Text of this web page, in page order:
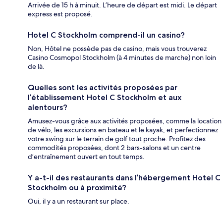
Arrivée de 15 h à minuit. L’heure de départ est midi. Le départ
express est proposé.
Hotel C Stockholm comprend-il un casino?
Non, Hôtel ne possède pas de casino, mais vous trouverez
Casino Cosmopol Stockholm (à 4 minutes de marche) non loin
de là.
Quelles sont les activités proposées par
l’établissement Hotel C Stockholm et aux
alentours?
Amusez-vous grâce aux activités proposées, comme la location
de vélo, les excursions en bateau et le kayak, et perfectionnez
votre swing sur le terrain de golf tout proche. Profitez des
commodités proposées, dont 2 bars-salons et un centre
d’entraînement ouvert en tout temps.
Y a-t-il des restaurants dans l’hébergement Hotel C
Stockholm ou à proximité?
Oui, il y a un restaurant sur place.